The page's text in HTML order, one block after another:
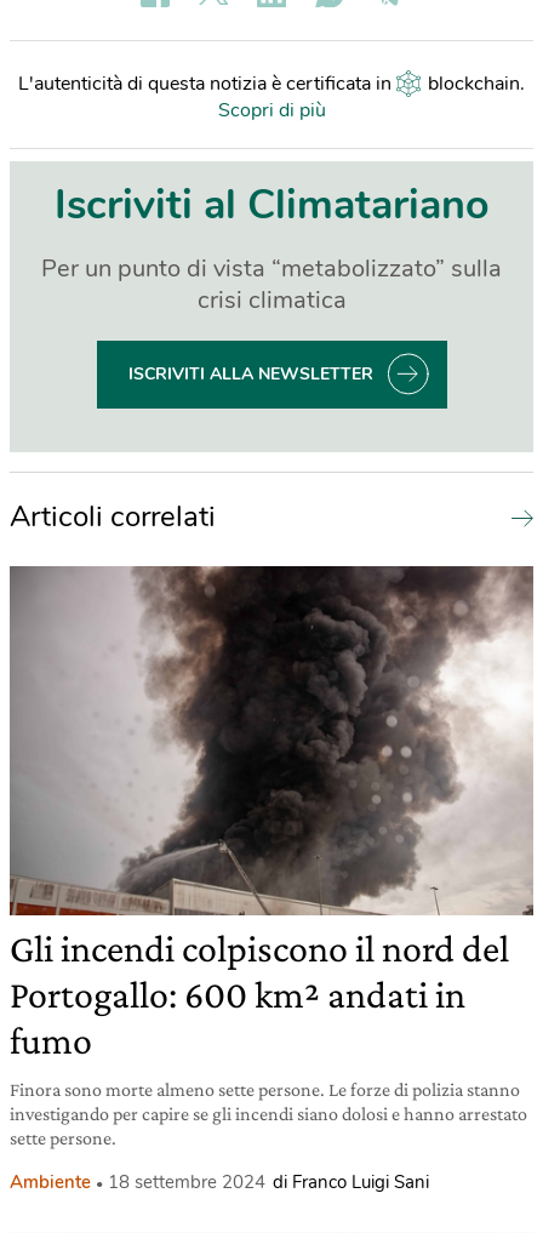
L'autenticità di questa notizia è certificata in blockchain.
Scopri di più
Iscriviti al Climatariano
Per un punto di vista “metabolizzato” sulla
crisi climatica
ISCRIVITI ALLA NEWSLETTER
Articoli correlati
Gli incendi colpiscono il nord del
Portogallo: 600 km² andati in
fumo
Finora sono morte almeno sette persone. Le forze di polizia stanno
investigando per capire se gli incendi siano dolosi e hanno arrestato
sette persone.
Ambiente 18 settembre 2024 di Franco Luigi Sani